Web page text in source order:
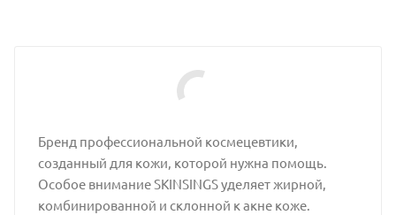
Бренд профессиональной космецевтики,
созданный для кожи, которой нужна помощь.
Особое внимание SKINSINGS уделяет жирной,
комбинированной и склонной к акне коже.